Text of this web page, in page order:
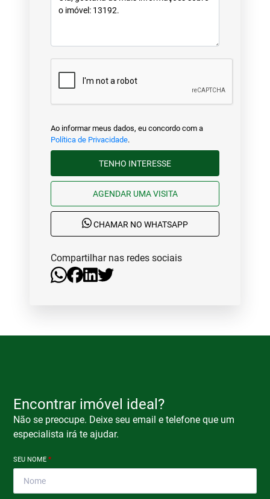
Ao informar meus dados, eu concordo com a
Política de Privacidade.
TENHO INTERESSE
AGENDAR UMA VISITA
CHAMAR NO WHATSAPP
Compartilhar nas redes sociais
Encontrar imóvel ideal?
Não se preocupe. Deixe seu email e telefone que um
especialista irá te ajudar.
SEU NOME*